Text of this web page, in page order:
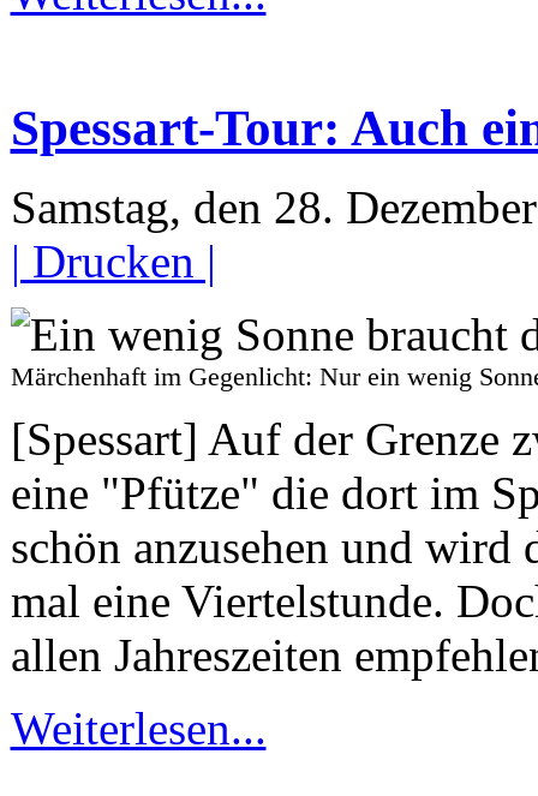
Spessart-Tour: Auch
Samstag, den 28.
| Drucken |
Märchenhaft im Gegenlicht: Nur ein wenig
[Spessart] Auf der Grenze
eine "Pfütze" die dort im
schön anzusehen und wird
mal eine Viertelstunde.
allen Jahreszeiten
Weiterlesen...